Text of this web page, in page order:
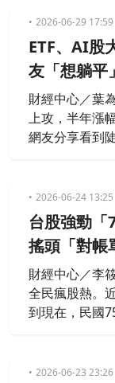
市場風險震盪
錢，就會啟動
用。
2026-06-29 17:59
ETF、AI股
友「想躺平
財經中心／葉
上攻，半年漲
網友分享看到
報酬3倍的麻辣
投資讓他多個
2026-06-24 13:25
台股強勁「
搖頭「對帳
財經中心／李
全民瘋股熱。
到現在，民國
90年後出生的
2026-06-23 23:26